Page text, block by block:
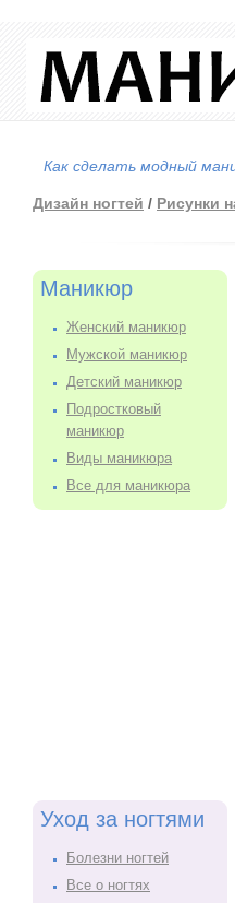
Как сделать модный
Дизайн ногтей / Рисунки
Маникюр
Женский маникюр
Мужской маникюр
Детский маникюр
Подростковый
маникюр
Виды маникюра
Все для маникюра
Уход за ногтями
Болезни ногтей
Все о ногтях